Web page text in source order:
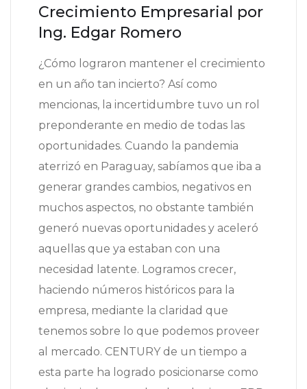
Crecimiento Empresarial por
Ing. Edgar Romero
¿Cómo lograron mantener el crecimiento
en un año tan incierto? Así como
mencionas, la incertidumbre tuvo un rol
preponderante en medio de todas las
oportunidades. Cuando la pandemia
aterrizó en Paraguay, sabíamos que iba a
generar grandes cambios, negativos en
muchos aspectos, no obstante también
generó nuevas oportunidades y aceleró
aquellas que ya estaban con una
necesidad latente. Logramos crecer,
haciendo números históricos para la
empresa, mediante la claridad que
tenemos sobre lo que podemos proveer
al mercado. CENTURY de un tiempo a
esta parte ha logrado posicionarse como